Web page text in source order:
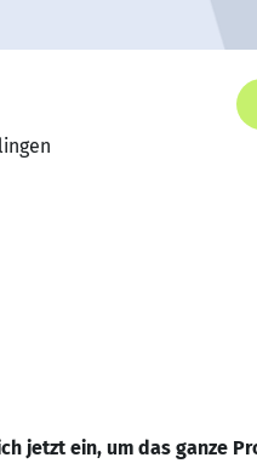
jetzt ein, um das ganze